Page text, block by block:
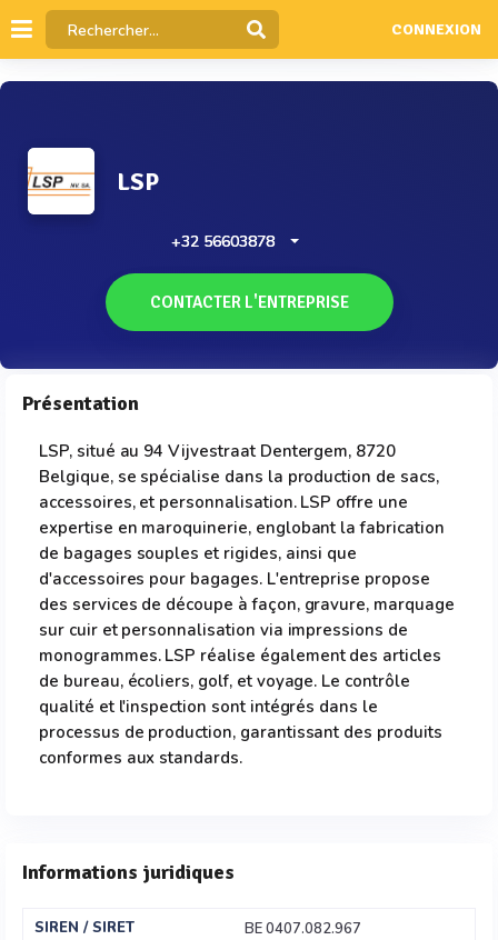
CONNEXION
LSP
+32 56603878
CONTACTER L'ENTREPRISE
Présentation
LSP, situé au 94 Vijvestraat Dentergem, 8720
Belgique, se spécialise dans la production de sacs,
accessoires, et personnalisation. LSP offre une
expertise en maroquinerie, englobant la fabrication
de bagages souples et rigides, ainsi que
d'accessoires pour bagages. L'entreprise propose
des services de découpe à façon, gravure, marquage
sur cuir et personnalisation via impressions de
monogrammes. LSP réalise également des articles
de bureau, écoliers, golf, et voyage. Le contrôle
qualité et l'inspection sont intégrés dans le
processus de production, garantissant des produits
conformes aux standards.
Informations juridiques
SIREN / SIRET
BE 0407.082.967